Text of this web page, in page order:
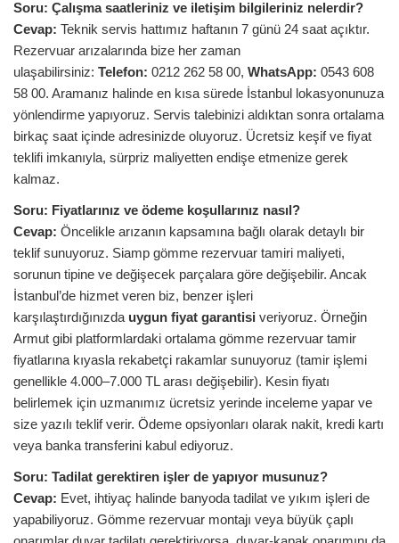
Soru: Çalışma saatleriniz ve iletişim bilgileriniz nelerdir?
Cevap: Teknik servis hattımız haftanın 7 günü 24 saat açıktır.
Rezervuar arızalarında bize her zaman
ulaşabilirsiniz: Telefon: 0212 262 58 00, WhatsApp: 0543 608
58 00. Aramanız halinde en kısa sürede İstanbul lokasyonunuza
yönlendirme yapıyoruz. Servis talebinizi aldıktan sonra ortalama
birkaç saat içinde adresinizde oluyoruz. Ücretsiz keşif ve fiyat
teklifi imkanıyla, sürpriz maliyetten endişe etmenize gerek
kalmaz.
Soru: Fiyatlarınız ve ödeme koşullarınız nasıl?
Cevap: Öncelikle arızanın kapsamına bağlı olarak detaylı bir
teklif sunuyoruz. Siamp gömme rezervuar tamiri maliyeti,
sorunun tipine ve değişecek parçalara göre değişebilir. Ancak
İstanbul’de hizmet veren biz, benzer işleri
karşılaştırdığınızda uygun fiyat garantisi veriyoruz. Örneğin
Armut gibi platformlardaki ortalama gömme rezervuar tamir
fiyatlarına kıyasla rekabetçi rakamlar sunuyoruz (tamir işlemi
genellikle 4.000–7.000 TL arası değişebilir). Kesin fiyatı
belirlemek için uzmanımız ücretsiz yerinde inceleme yapar ve
size yazılı teklif verir. Ödeme opsiyonları olarak nakit, kredi kartı
veya banka transferini kabul ediyoruz.
Soru: Tadilat gerektiren işler de yapıyor musunuz?
Cevap: Evet, ihtiyaç halinde banyoda tadilat ve yıkım işleri de
yapabiliyoruz. Gömme rezervuar montajı veya büyük çaplı